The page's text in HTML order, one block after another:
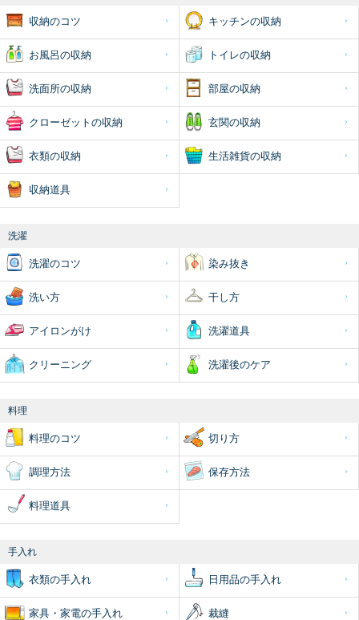
収納のコツ キッチンの収納
お風呂の収納 トイレの収納
洗面所の収納 部屋の収納
クローゼットの収納 玄関の収納
衣類の収納 生活雑貨の収納
収納道具
洗濯
洗濯のコツ 染み抜き
洗い方 干し方
アイロンがけ 洗濯道具
クリーニング 洗濯後のケア
料理
料理のコツ 切り方
調理方法 保存方法
料理道具
手入れ
衣類の手入れ 日用品の手入れ
家具・家電の手入れ 裁縫